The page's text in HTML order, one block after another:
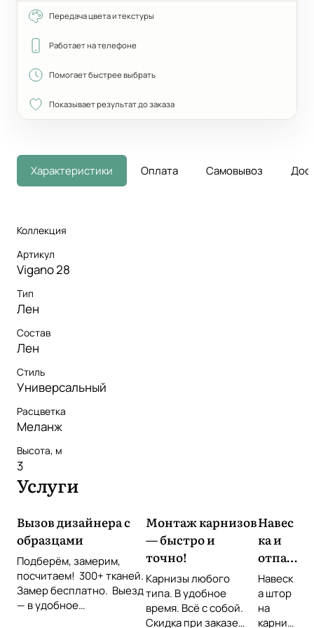
Передача цвета и текстуры
Работает на телефоне
Помогает быстрее выбрать
Показывает результат до заказа
Характеристики Оплата Самовывоз
Коллекция
Артикул
Vigano 28
Тип
Лен
Состав
Лен
Стиль
Универсальный
Расцветка
Меланж
Высота, м
3
Услуги
Вызов дизайнера с
образцами
Подберём, замерим,
посчитаем! 300+ тканей.
Замер бесплатно. Выезд
— в удобное
Монтаж карнизов
— быстро и
точно!
Карнизы любого
типа. В удобное
время. Всё с собой.
Скидка при заказе
Навес
ка и
отпар
ивани
е
штор
Навеск
а штор
на
карниз